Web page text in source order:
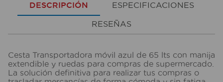
DESCRIPCIÓN ESPECIFICACIONES
RESEÑAS
Cesta Transportadora móvil azul de 65 lts con manija
extendible y ruedas para compras de supermercado.
La solución definitiva para realizar tus compras o